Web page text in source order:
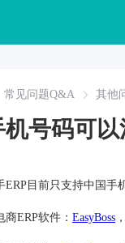
常见问题Q&A 其他
号码可
ERP目前只支持中国手
ERP软件： EasyBoss